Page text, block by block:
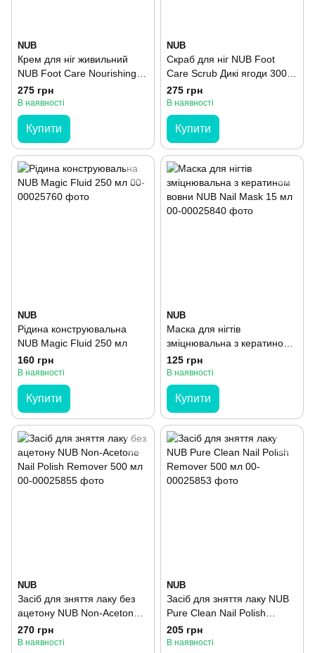
NUB
Крем для ніг живильний
NUB Foot Care Nourishing
Cream 500 мл
275 грн
В наявності
Купити
NUB
Скраб для ніг NUB Foot
Care Scrub Дикі ягоди 300
мл
275 грн
В наявності
Купити
NUB
Рідина конструювальна
NUB Magic Fluid 250 мл
160 грн
В наявності
Купити
NUB
Маска для нігтів
зміцнювальна з кератином
вовни NUB Nail Mask 15 мл
125 грн
В наявності
Купити
NUB
Засіб для зняття лаку без
ацетону NUB Non-Acetone
Nail Polish Remover 500 мл
270 грн
В наявності
NUB
Засіб для зняття лаку NUB
Pure Clean Nail Polish
Remover 500 мл
205 грн
В наявності